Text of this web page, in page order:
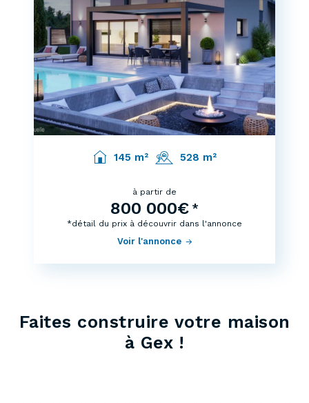
145 m² 528 m²
à partir de
800 000€ *
Voir l'annonce
*détail du prix à découvrir dans l'annonce
Faites construire votre maison
à Gex !